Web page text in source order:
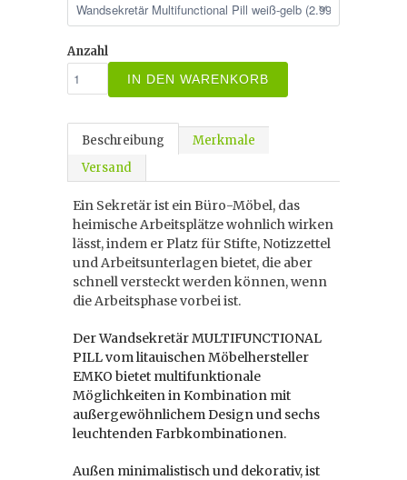
Anzahl
IN DEN WARENKORB
Beschreibung
Merkmale
Versand
Ein Sekretär ist ein Büro-Möbel, das
heimische Arbeitsplätze wohnlich wirken
lässt, indem er Platz für Stifte, Notizzettel
und Arbeitsunterlagen bietet, die aber
schnell versteckt werden können, wenn
die Arbeitsphase vorbei ist.
Der Wandsekretär MULTIFUNCTIONAL
PILL vom litauischen Möbelhersteller
EMKO bietet multifunktionale
Möglichkeiten in Kombination mit
außergewöhnlichem Design und sechs
leuchtenden Farbkombinationen.
Außen minimalistisch und dekorativ, ist